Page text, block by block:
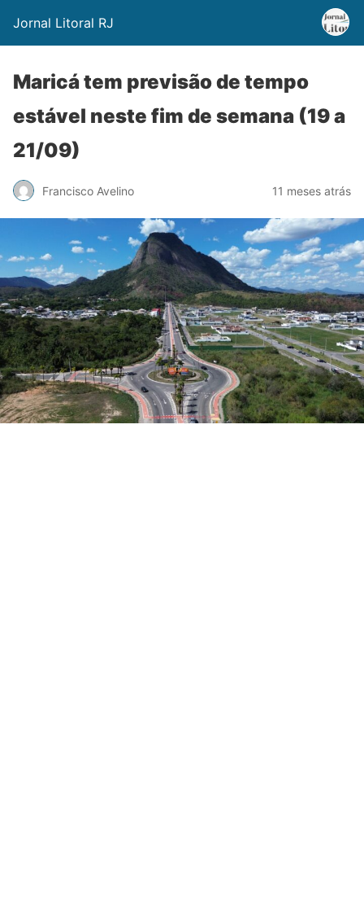
Jornal Litoral RJ
Maricá tem previsão de tempo
estável neste fim de semana (19 a
21/09)
Francisco Avelino 11 meses atrás